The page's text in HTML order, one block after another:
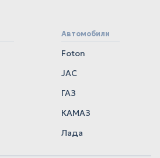
Автомобили
Foton
JAC
ГАЗ
КАМАЗ
Лада